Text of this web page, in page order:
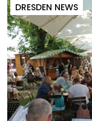
DRESDEN NEWS